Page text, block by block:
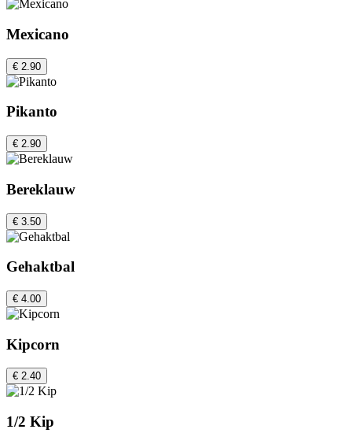
Mexicano
€ 2.90
Pikanto
€ 2.90
Bereklauw
€ 3.50
Gehaktbal
€ 4.00
Kipcorn
€ 2.40
1/2 Kip